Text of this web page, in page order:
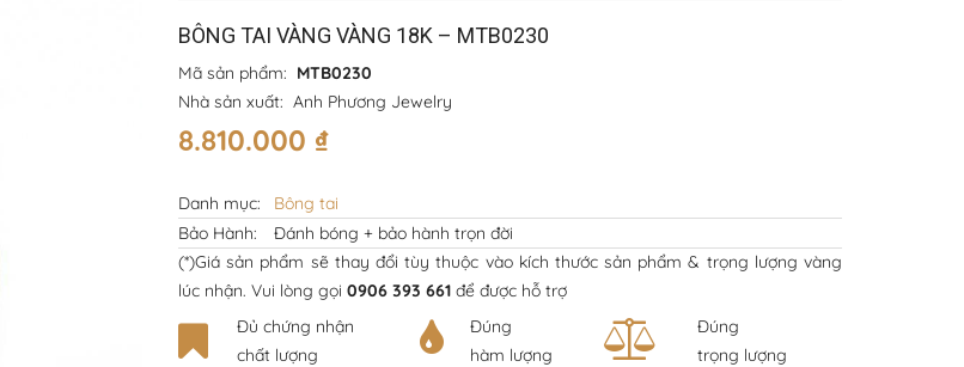
BÔNG TAI VÀNG VÀNG 18K – MTB0230
Mã sản phẩm: MTB0230
Nhà sản xuất: Anh Phương Jewelry
8.810.000 ₫
Danh mục:
Bông tai
Bảo Hành:
Đánh bóng + bảo hành trọn đời
(*)Giá sản phẩm sẽ thay đổi tùy thuộc vào kích thước sản phẩm & trọng lượng vàng
lúc nhận. Vui lòng gọi 0906 393 661 để được hỗ trợ
Đủ chứng nhận
chất lượng
Đúng
hàm lượng
Đúng
trọng lượng